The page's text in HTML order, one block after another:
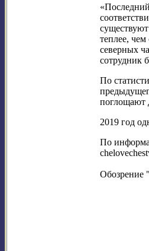
теплее,
северных
сотрудник
По
поглощают
2019 год
По
Обозрение